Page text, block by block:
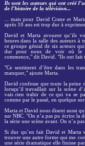
Ils sont les auteurs qui ont créé
de l’histoire de la télévision...
... mais pour David Crane et
après 10 ans est trop dur à
David et Marta avouent qu’ils
heures dans la salle des auteurs à
ce groupe génial de six acteurs
dur pour nous de voir où le
commence," dit David. "Ils ont fait
"Ce sentiment d’être dans les
manquer," ajoute Marta.
David confesse que toute la peine
lorsqu’il travaillait sur la scène
vais rien trahir de ce qui va se
comme par le passé, en quelque
Marta et David nous disent aussi
sur NBC. "On n’a pas pu écrire la
la série une scène avant. On n’a
Si dur qu’en fait David et Marta
trouver une autre forme qui me
une série dramatique elle finisse